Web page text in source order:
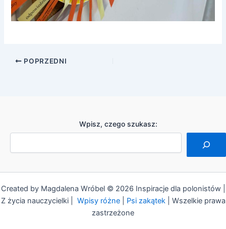
POPRZEDNI
Wpisz, czego szukasz:
Created by Magdalena Wróbel © 2026 Inspiracje dla polonistów |
Z życia nauczycielki | Wpisy różne| Psi zakątek| Wszelkie prawa
zastrzeżone